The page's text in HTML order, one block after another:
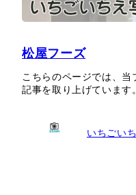
松屋フーズ
こちらのページでは、
記事を取り上げています。
いちごい